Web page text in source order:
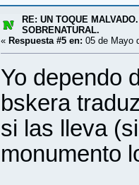
RE: UN TOQUE
SOBRENATURAL.
« Respuesta #5 en: 05 de Mayo
Yo dependo
bskera
si las lleva
monumento